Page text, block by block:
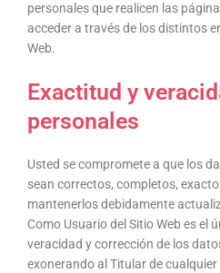
personales que realicen las
acceder a través de los distintos
Web.
Exactitud y
personales
Usted se compromete a que los
sean correctos, completos,
mantenerlos debidamente
Como Usuario del Sitio Web es el
veracidad y corrección de los
exonerando al Titular de